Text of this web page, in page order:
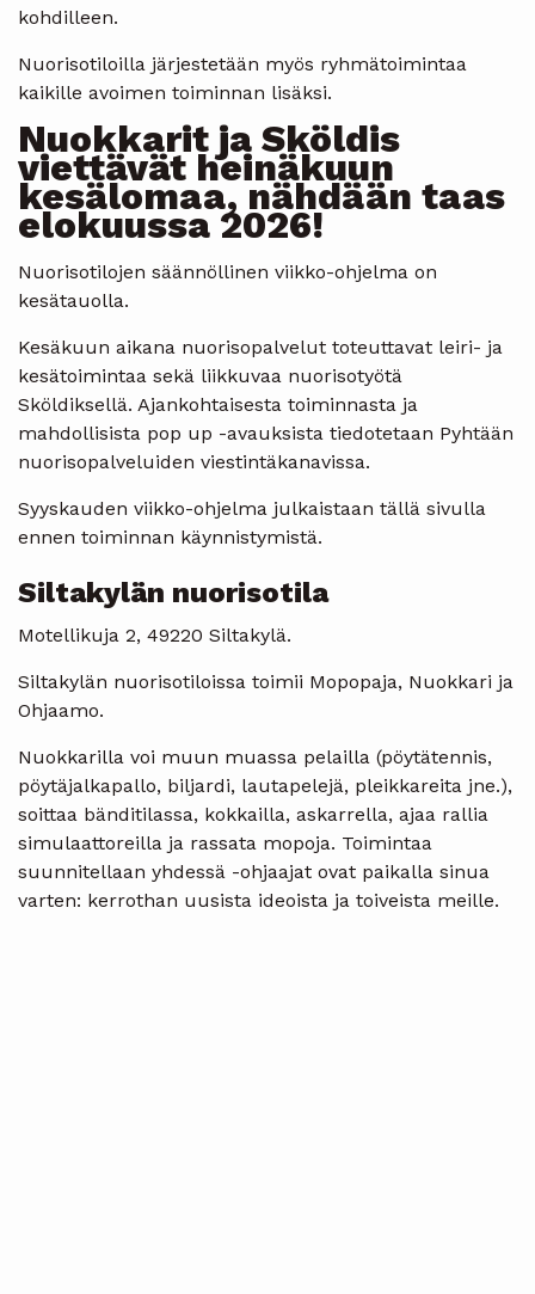
kohdilleen.
Nuorisotiloilla järjestetään myös ryhmätoimintaa
kaikille avoimen toiminnan lisäksi.
Nuokkarit ja Sköldis
viettävät heinäkuun
kesälomaa, nähdään taas
elokuussa 2026!
Nuorisotilojen säännöllinen viikko-ohjelma on
kesätauolla.
Kesäkuun aikana nuorisopalvelut toteuttavat leiri- ja
kesätoimintaa sekä liikkuvaa nuorisotyötä
Sköldiksellä. Ajankohtaisesta toiminnasta ja
mahdollisista pop up -avauksista tiedotetaan Pyhtään
nuorisopalveluiden viestintäkanavissa.
Syyskauden viikko-ohjelma julkaistaan tällä sivulla
ennen toiminnan käynnistymistä.
Siltakylän nuorisotila
Motellikuja 2, 49220 Siltakylä.
Siltakylän nuorisotiloissa toimii Mopopaja, Nuokkari ja
Ohjaamo.
Nuokkarilla voi muun muassa pelailla (pöytätennis,
pöytäjalkapallo, biljardi, lautapelejä, pleikkareita jne.),
soittaa bänditilassa, kokkailla, askarrella, ajaa rallia
simulaattoreilla ja rassata mopoja. Toimintaa
suunnitellaan yhdessä -ohjaajat ovat paikalla sinua
varten: kerrothan uusista ideoista ja toiveista meille.